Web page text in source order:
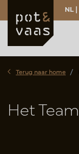
NL |
Terug naar home
Het Team